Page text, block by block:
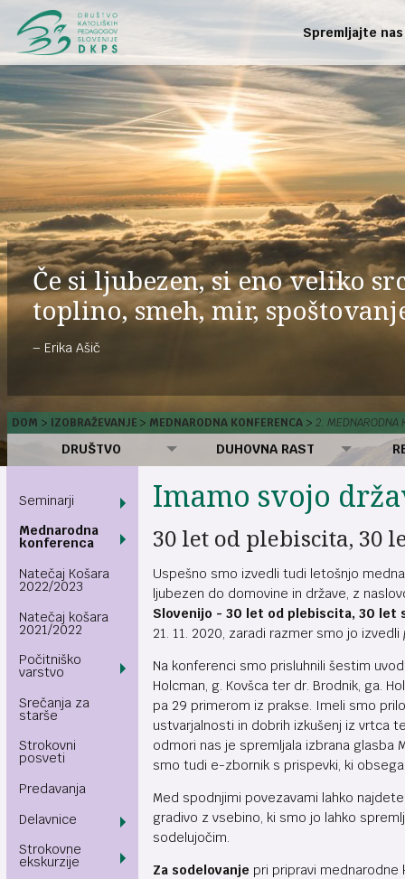
Spremljajte nas
Če si ljubezen, si eno veliko
toplino, smeh, mir,
Erika Ašič
DOM IZOBRAŽEVANJE MEDNARODNA KONFERENCA 2. MEDNARODNA
DRUŠTVO DUHOVNA RAST
Seminarji
Mednarodna
konferenca
Natečaj Košara
2022/2023
Natečaj košara
2021/2022
Počitniško
varstvo
Srečanja za
starše
Strokovni
posveti
Predavanja
Delavnice
Strokovne
ekskurzije
Imamo svojo
30 let od plebiscita, 30
Uspešno smo izvedli tudi letošnjo
ljubezen do domovine in države, z
Slovenijo - 30 let od plebiscita, 30 let
21. 11. 2020, zaradi razmer smo jo izvedli
Na konferenci smo prisluhnili šestim
Holcman, g. Kovšca ter dr. Brodnik, ga.
pa 29 primerom iz prakse. Imeli smo
ustvarjalnosti in dobrih izkušenj iz vrtca
odmori nas je spremljala izbrana glasba
smo tudi e-zbornik s prispevki, ki
Med spodnjimi povezavami lahko
gradivo z vsebino, ki smo jo lahko
sodelujočim.
Za sodelovanje pri pripravi